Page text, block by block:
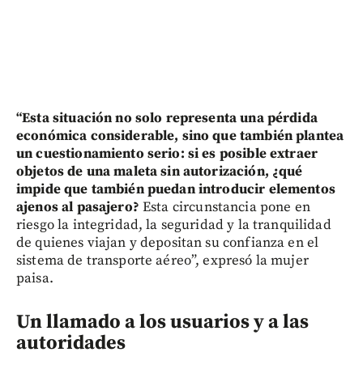
“Esta situación no solo representa una pérdida
económica considerable, sino que también plantea
un cuestionamiento serio: si es posible extraer
objetos de una maleta sin autorización, ¿qué
impide que también puedan introducir elementos
ajenos al pasajero? Esta circunstancia pone en
riesgo la integridad, la seguridad y la tranquilidad
de quienes viajan y depositan su confianza en el
sistema de transporte aéreo”, expresó la mujer
paisa.
Un llamado a los usuarios y a las
autoridades